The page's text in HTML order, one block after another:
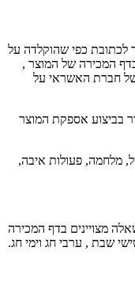
לכתובת כפי שהוקלדה על
המכירה של המוצר ,
של חברת האשראי על
בביצוע אספקת המוצר
מלחמה, פעולות איבה,
מצויינים בדף המכירה
שבת , ערבי חג וימי חג.